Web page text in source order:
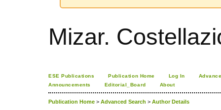
Mizar.
ESE Publications Publication Home Log In
Announcements
Editorial_Board About
Publication Home > Advanced Search > Author Details